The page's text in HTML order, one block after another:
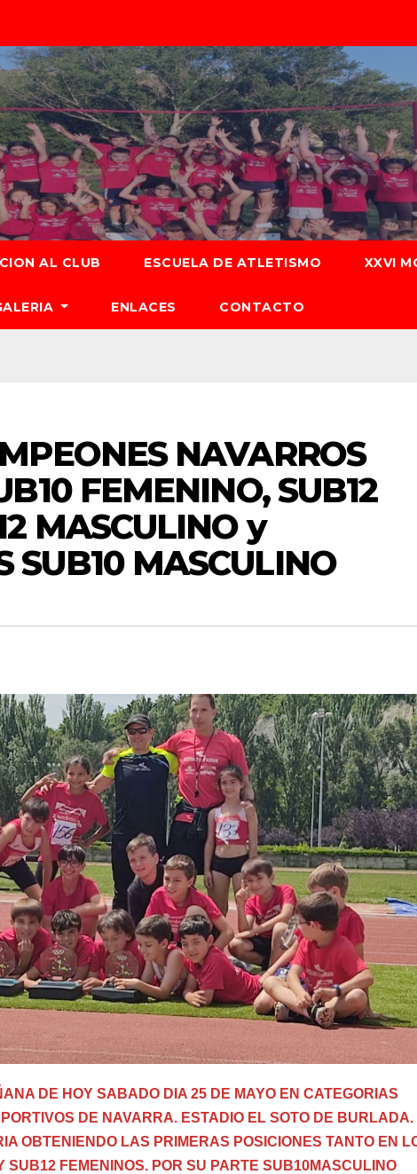
AL CLUB ESCUELA DE ATLETISMO XXVI
ENLACES CONTACTO
NAVARROS
FEMENINO, SUB12
MASCULINO y
SUB10 MASCULINO
DE HOY SABADO DIA 25 DE MAYO EN CATEGORIAS
DE NAVARRA. ESTADIO EL SOTO DE BURLADA.
OBTENIENDO LAS PRIMERAS POSICIONES TANTO EN
FEMENINOS. POR SU PARTE SUB10MASCULINO